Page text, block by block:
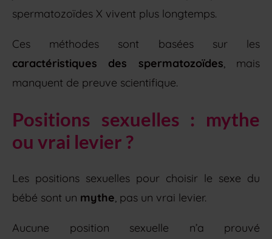
spermatozoïdes X vivent plus longtemps.
Ces méthodes sont basées sur les
caractéristiques des spermatozoïdes, mais
manquent de preuve scientifique.
Positions sexuelles : mythe
ou vrai levier ?
Les positions sexuelles pour choisir le sexe du
bébé sont un mythe , pas un vrai levier.
Aucune position sexuelle n’a prouvé